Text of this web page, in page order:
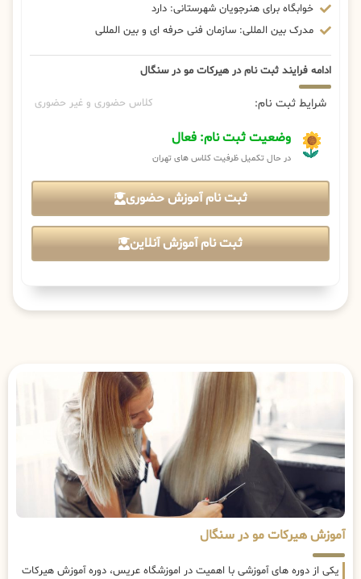
خوابگاه برای هنرجویان شهرستانی: دارد
مدرک بین المللی: سازمان فنی حرفه ای و بین المللی
ادامه فرایند ثبت نام در هیرکات مو در سنگال
شرایط ثبت نام: کلاس حضوری و غیر حضوری
وضعیت ثبت نام: فعال
در حال تکمیل ظرفیت کلاس های تهران
ثبت نام آموزش حضوری
ثبت نام آموزش آنلاین
آموزش هیرکات مو در سنگال
یکی از دوره های آموزشی با اهمیت در اموزشگاه عریس، دوره آموزش هیرکات